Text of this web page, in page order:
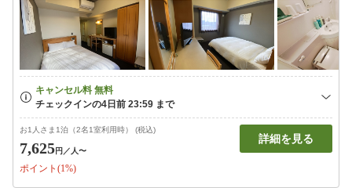
お1人さま1泊（2名1室利用時） (税込)
7,625円 ／人〜
ポイント(1%)
詳細を見る